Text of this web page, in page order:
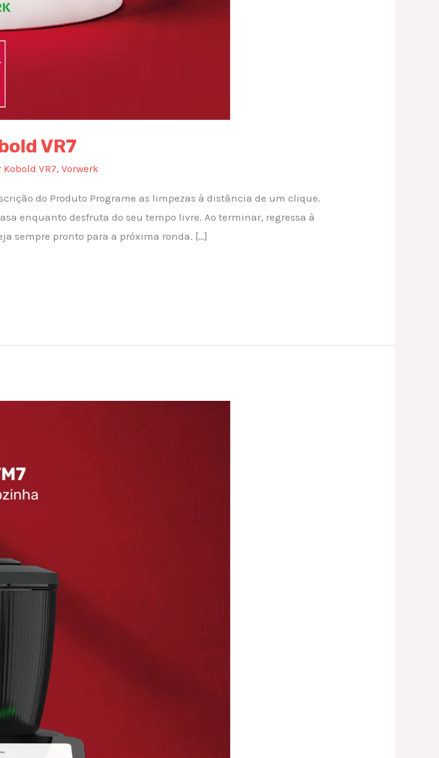
VR7
VR7,Vorwerk
do Produto Programe as limpezas à distância de um clique.
enquanto desfruta do seu tempo livre. Ao terminar, regressa à
sempre pronto para a próxima ronda. […]